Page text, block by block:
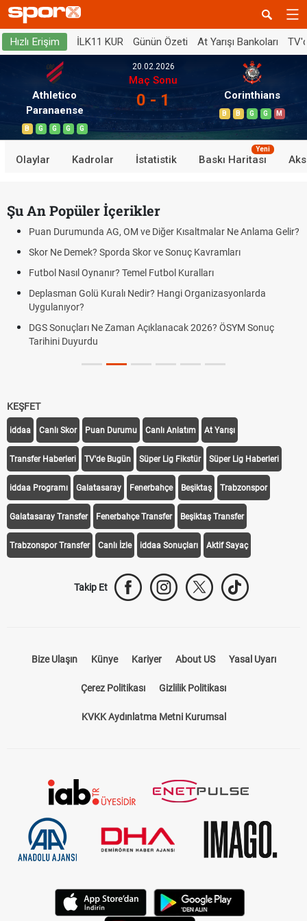
Hızlı Erişim İLK11 KUR Günün Özeti At Yarışı Bankoları
Athletico
Paranaense
B G G G G
20.02.2026
Maç Sonu
0 - 1 Corinthians
B B G G M
Olaylar Kadrolar İstatistik Baskı Haritası
Yeni
Şu An Popüler İçerikler
Puan Durumunda AG, OM ve Diğer Kısaltmalar Ne Anlama Gelir?
Skor Ne Demek? Sporda Skor ve Sonuç Kavramları
Futbol Nasıl Oynanır? Temel Futbol Kuralları
Deplasman Golü Kuralı Nedir? Hangi Organizasyonlarda
Uygulanıyor?
DGS Sonuçları Ne Zaman Açıklanacak 2026? ÖSYM Sonuç
Tarihini Duyurdu
KEŞFET
iddaa Canlı Skor Puan Durumu Canlı Anlatım At Yarışı
Transfer Haberleri TV'de Bugün Süper Lig Fikstür Süper Lig Haberleri
iddaa Programı Galatasaray Fenerbahçe Beşiktaş Trabzonspor
Galatasaray Transfer Fenerbahçe Transfer Beşiktaş Transfer
Trabzonspor Transfer Canlı İzle iddaa Sonuçları Aktif Sayaç
Takip Et
Bize Ulaşın Künye Kariyer About US Yasal Uyarı
Çerez Politikası Gizlilik Politikası
KVKK Aydınlatma Metni Kurumsal